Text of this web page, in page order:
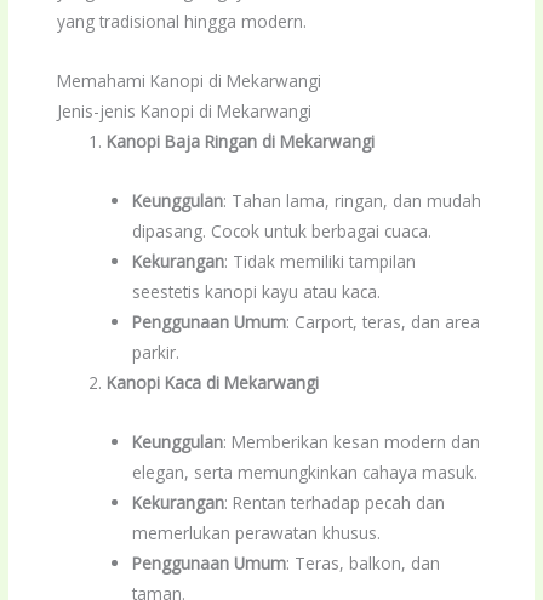
yang tradisional hingga modern.
Memahami Kanopi di Mekarwangi
Jenis-jenis Kanopi di Mekarwangi
Kanopi Baja Ringan di Mekarwangi
Keunggulan: Tahan lama, ringan, dan mudah
dipasang. Cocok untuk berbagai cuaca.
Kekurangan: Tidak memiliki tampilan
seestetis kanopi kayu atau kaca.
Penggunaan Umum: Carport, teras, dan area
parkir.
Kanopi Kaca di Mekarwangi
Keunggulan: Memberikan kesan modern dan
elegan, serta memungkinkan cahaya masuk.
Kekurangan: Rentan terhadap pecah dan
memerlukan perawatan khusus.
Penggunaan Umum: Teras, balkon, dan
taman.